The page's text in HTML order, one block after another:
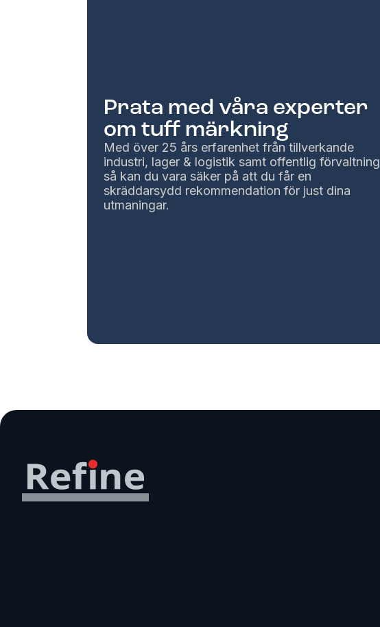
Prata med våra experter
om tuff märkning
Med över 25 års erfarenhet från tillverkande
industri, lager & logistik samt offentlig förvaltning
så kan du vara säker på att du får en
skräddarsydd rekommendation för just dina
utmaningar.